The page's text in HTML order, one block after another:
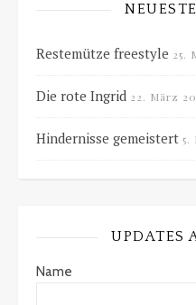
Restemütze freestyle 25.
Die rote Ingrid 22. März
Hindernisse gemeistert 5.
UPDATES
Name